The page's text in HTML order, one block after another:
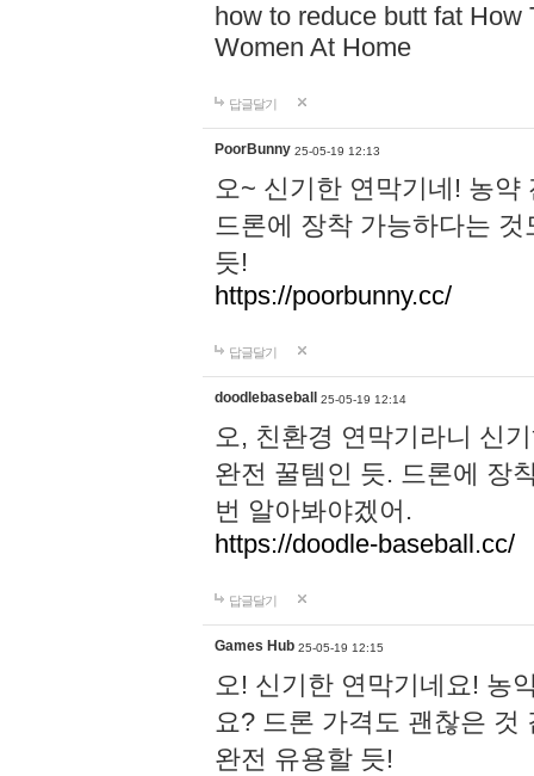
how to reduce butt fat
Women At Home
답글달기
PoorBunny 25-05-19 12:13
오~ 신기한 연막기네! 농약
드론에 장착 가능하다는
듯!
https://poorbunny.cc/
답글달기
doodlebaseball 25-05-19 12:14
오, 친환경 연막기라니 신
완전 꿀템인 듯. 드론에 장
번 알아봐야겠어.
https://doodle-baseball.cc/
답글달기
Games Hub 25-05-19 12:15
오! 신기한 연막기네요! 농
요? 드론 가격도 괜찮은 것
완전 유용할 듯!